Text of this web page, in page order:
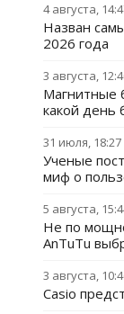
4 августа,
Назван
2026 года
3 августа,
Магнитные
какой день
31 июля, 18:27
Ученые
миф о
5 августа,
Не по
AnTuTu
3 августа,
Casio